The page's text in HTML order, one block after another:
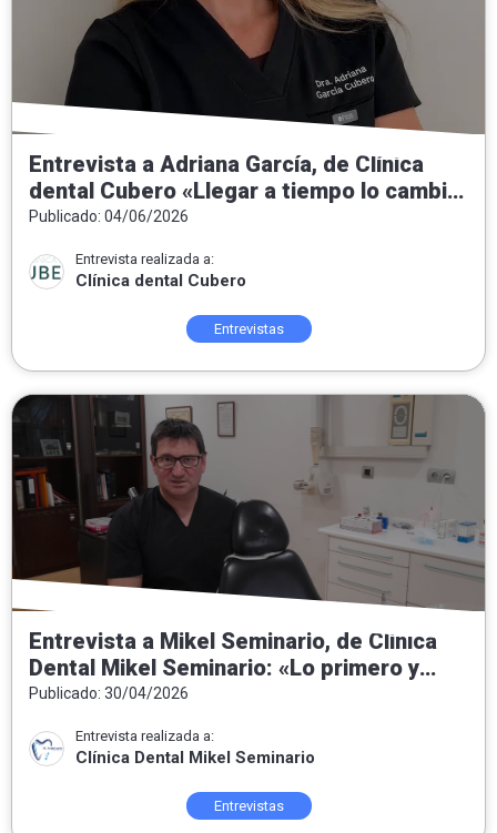
Entrevista a Adriana García, de Clínica
dental Cubero «Llegar a tiempo lo cambia
todo»
Publicado: 04/06/2026
Entrevista realizada a:
Clínica dental Cubero
Entrevistas
Entrevista a Mikel Seminario, de Clínica
Dental Mikel Seminario: «Lo primero y
fundamental es conocer al paciente»
Publicado: 30/04/2026
Entrevista realizada a:
Clínica Dental Mikel Seminario
Entrevistas